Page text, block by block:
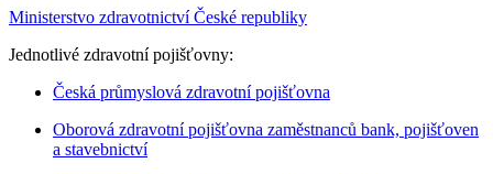
Ministerstvo zdravotnictví České republiky
Jednotlivé zdravotní pojišťovny:
Česká průmyslová zdravotní pojišťovna
Oborová zdravotní pojišťovna zaměstnanců bank, pojišťoven
a stavebnictví